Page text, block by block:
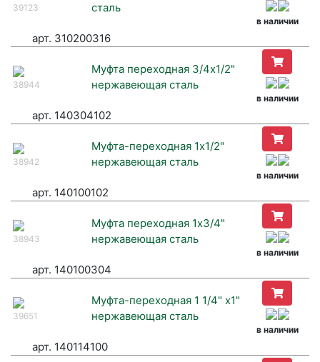
39123
сталь
в наличии
арт. 310200316
38944
Муфта переходная 3/4х1/2"
нержавеющая сталь
в наличии
арт. 140304102
38942
Муфта-переходная 1х1/2"
нержавеющая сталь
в наличии
арт. 140100102
38943
Муфта переходная 1х3/4"
нержавеющая сталь
в наличии
арт. 140100304
39651
Муфта-переходная 1 1/4" х1"
нержавеющая сталь
в наличии
арт. 140114100